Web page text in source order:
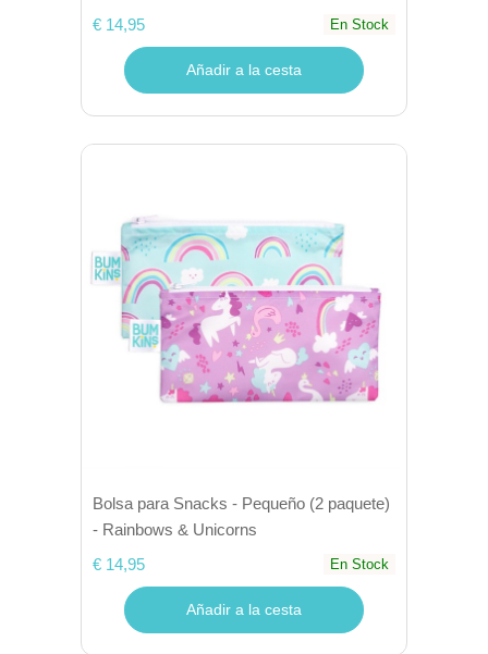
€ 14,95
En Stock
Añadir a la cesta
Bolsa para Snacks - Pequeño (2 paquete)
- Rainbows & Unicorns
€ 14,95
En Stock
Añadir a la cesta